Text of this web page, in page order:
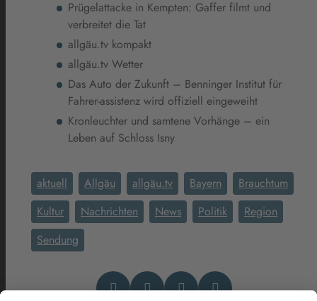
Prügelattacke in Kempten: Gaffer filmt und
verbreitet die Tat
allgäu.tv kompakt
allgäu.tv Wetter
Das Auto der Zukunft – Benninger Institut für
Fahrer-assistenz wird offiziell eingeweiht
Kronleuchter und samtene Vorhänge – ein
Leben auf Schloss Isny
aktuell Allgäu allgäu.tv Bayern
Brauchtum
Kultur
Nachrichten News Politik
Region
Sendung